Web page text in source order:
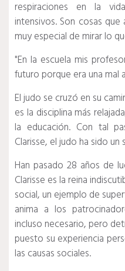
respiraciones en la
intensivos. Son cosas que
muy especial de mirar lo
"En la escuela mis
futuro porque era una mal
El judo se cruzó en su
es la disciplina más
la educación. Con tal
Clarisse, el judo ha sido un
Han pasado 28 años de
Clarisse es la reina
social, un ejemplo de
anima a los
incluso necesario, pero
puesto su experiencia
las causas sociales.